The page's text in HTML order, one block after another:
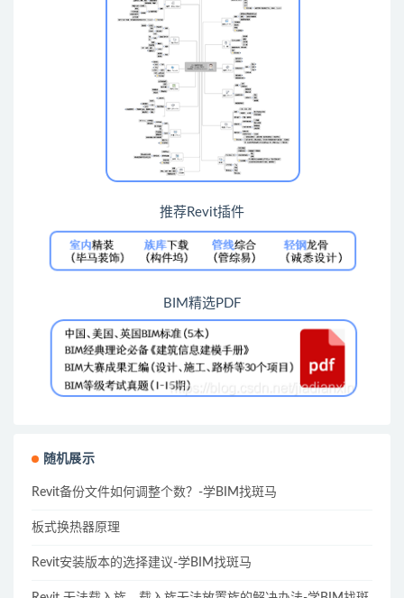
推荐Revit插件
BIM精选PDF
随机展示
Revit备份文件如何调整个数？-学BIM找斑马
板式换热器原理
Revit安装版本的选择建议-学BIM找斑马